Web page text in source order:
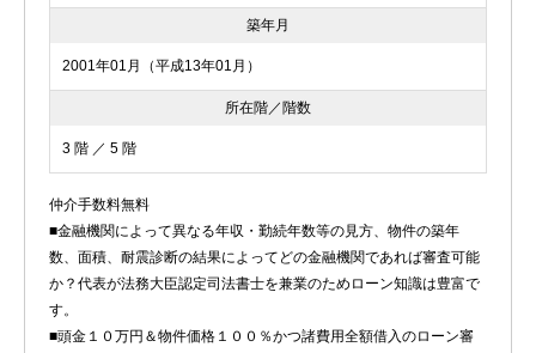
築年月
2001年01月（平成13年01月）
所在階／階数
3 階 ／ 5 階
仲介手数料無料
■金融機関によって異なる年収・勤続年数等の見方、物件の築年
数、面積、耐震診断の結果によってどの金融機関であれば審査可能
か？代表が法務大臣認定司法書士を兼業のためローン知識は豊富で
す。
■頭金１０万円＆物件価格１００％かつ諸費用全額借入のローン審